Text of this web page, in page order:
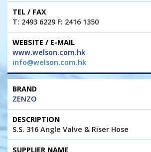
T: 2493 6229 F: 2416 1350
www.welson.com.hk
info@welson.com.hk
ZENZO
S.S. 316 Angle Valve & Riser Hose